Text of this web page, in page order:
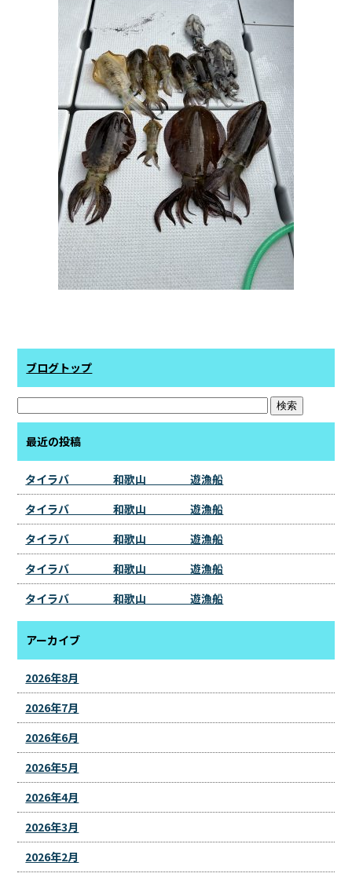
ブログトップ
最近の投稿
タイラバ 和歌山 遊漁船
タイラバ 和歌山 遊漁船
タイラバ 和歌山 遊漁船
タイラバ 和歌山 遊漁船
タイラバ 和歌山 遊漁船
アーカイブ
2026年8月
2026年7月
2026年6月
2026年5月
2026年4月
2026年3月
2026年2月